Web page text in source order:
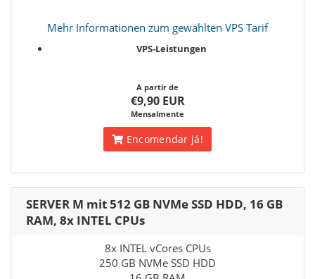
Mehr Informationen zum gewählten VPS Tarif
VPS-Leistungen
A partir de
€9,90 EUR
Mensalmente
Encomendar já!
SERVER M mit 512 GB NVMe SSD HDD, 16 GB
RAM, 8x INTEL CPUs
8x INTEL vCores CPUs
250 GB NVMe SSD HDD